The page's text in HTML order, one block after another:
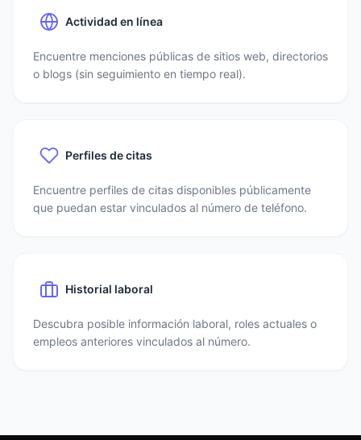
Actividad en línea
Encuentre menciones públicas de sitios web, directorios
o blogs (sin seguimiento en tiempo real).
Perfiles de citas
Encuentre perfiles de citas disponibles públicamente
que puedan estar vinculados al número de teléfono.
Historial laboral
Descubra posible información laboral, roles actuales o
empleos anteriores vinculados al número.